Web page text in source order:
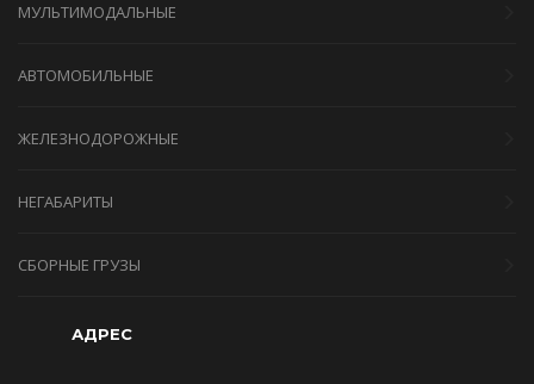
МУЛЬТИМОДАЛЬНЫЕ
АВТОМОБИЛЬНЫЕ
ЖЕЛЕЗНОДОРОЖНЫЕ
НЕГАБАРИТЫ
СБОРНЫЕ ГРУЗЫ
АДРЕС